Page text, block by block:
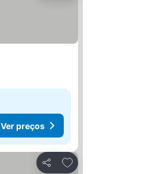
Ver preços
Partilhar
Adicionar aos favoritos